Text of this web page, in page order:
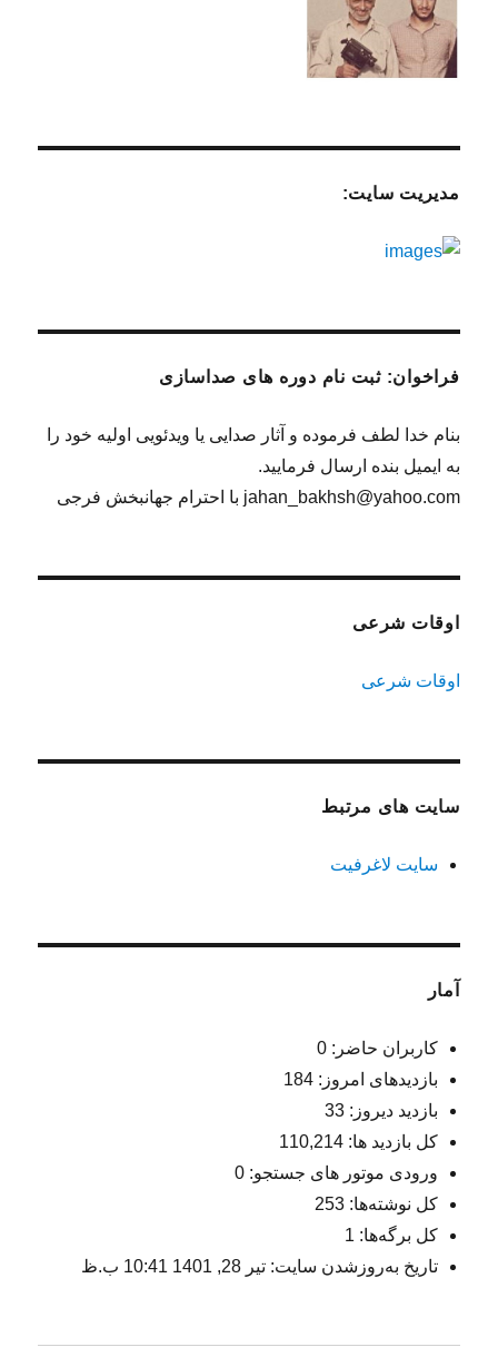
مدیریت سایت:
فراخوان: ثبت نام دوره های صداسازی
بنام خدا لطف فرموده و آثار صدایی یا ویدئویی اولیه خود را
به ایمیل بنده ارسال فرمایید.
jahan_bakhsh@yahoo.com با احترام جهانبخش فرجی
اوقات شرعی
اوقات شرعی
سایت های مرتبط
سایت لاغرفیت
آمار
کاربران حاضر:0
بازدیدهای امروز:184
بازدید دیروز:33
کل بازدید ها:110,214
ورودی‌ موتور های جستجو:0
کل نوشته‌ها:253
کل برگه‌ها: 1
تاریخ به‌روزشدن سایت:تیر 28, 1401 10:41 ب.ظ